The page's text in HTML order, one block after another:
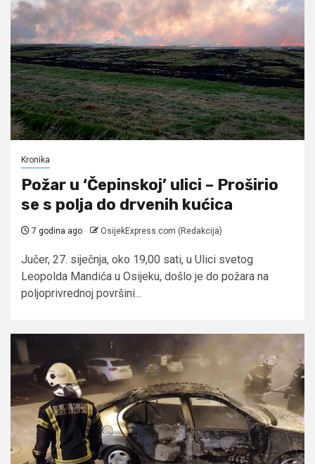
Kronika
Požar u ‘Čepinskoj’ ulici – Proširio
se s polja do drvenih kućica
7 godina ago OsijekExpress.com (Redakcija)
Jučer, 27. siječnja, oko 19,00 sati, u Ulici svetog
Leopolda Mandića u Osijeku, došlo je do požara na
poljoprivrednoj površini...